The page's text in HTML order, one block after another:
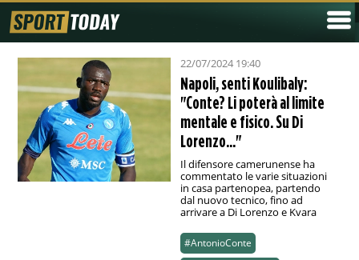
22/07/2024 19:40
Napoli, senti Koulibaly:
"Conte? Li poterà al limite
mentale e fisico. Su Di
Lorenzo..."
Il difensore camerunense ha
commentato le varie situazioni
in casa partenopea, partendo
dal nuovo tecnico, fino ad
arrivare a Di Lorenzo e Kvara
#AntonioConte